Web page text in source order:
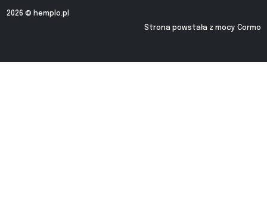
2026 © hemplo.pl
Strona powstała z mocy Cormo